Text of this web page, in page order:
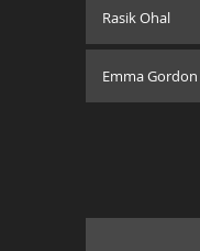
Rasik Ohal
Emma Gordon